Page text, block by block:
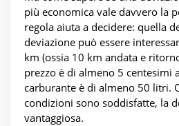
più economica vale davvero la
regola aiuta a decidere: quella
deviazione può essere
km (ossia 10 km andata e
prezzo è di almeno 5 centesimi
carburante è di almeno 50 litri.
condizioni sono soddisfatte, la
vantaggiosa.